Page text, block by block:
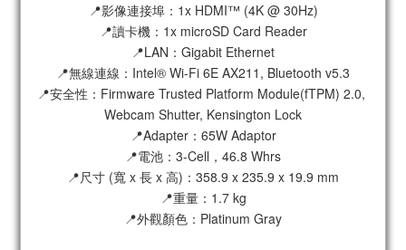
📍影像連接埠：1x HDMI™ (4K @ 30Hz)
📍讀卡機：1x microSD Card Reader
📍LAN：Gigabit Ethernet
📍無線連線：Intel® Wi-Fi 6E AX211, Bluetooth v5.3
📍安全性：Firmware Trusted Platform Module(fTPM) 2.0,
Webcam Shutter, Kensington Lock
📍Adapter：65W Adaptor
📍電池：3-Cell，46.8 Whrs
📍尺寸 (寬 x 長 x 高)：358.9 x 235.9 x 19.9 mm
📍重量：1.7 kg
📍外觀顏色：Platinum Gray